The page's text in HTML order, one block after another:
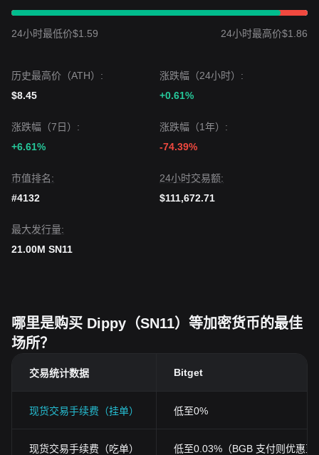
24小时最低价$1.59 24小时最高价$1.86
历史最高价（ATH）:
$8.45
涨跌幅（24小时）:
+0.61%
涨跌幅（7日）:
+6.61%
涨跌幅（1年）:
-74.39%
市值排名:
#4132
24小时交易额:
$111,672.71
最大发行量:
21.00M SN11
哪里是购买 Dippy（SN11）等加密货币的最佳
场所？
交易统计数据 Bitget
现货交易手续费（挂单） 低至0%
现货交易手续费（吃单） 低至0.03%（BGB 支付则优惠至